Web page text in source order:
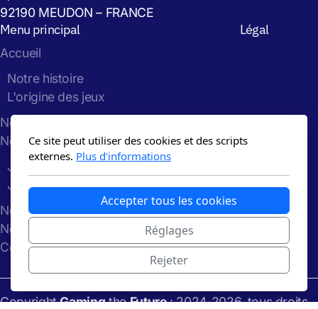
92190 MEUDON – FRANCE
Menu principal
Accueil
Notre histoire
L'origine des jeux
Notre impact
Nos Jeux
Jeu de la Grande Transition
Jeu de la Polycrise
Nos ateliers
Notre blog
Contact
Légal
CopyrightGamingtheFuture: 2024-2026, tous droits
Ce site peut utiliser des cookies et des scripts
externes. Plus d'informations
Accepter tous les cookies
Réglages
Rejeter